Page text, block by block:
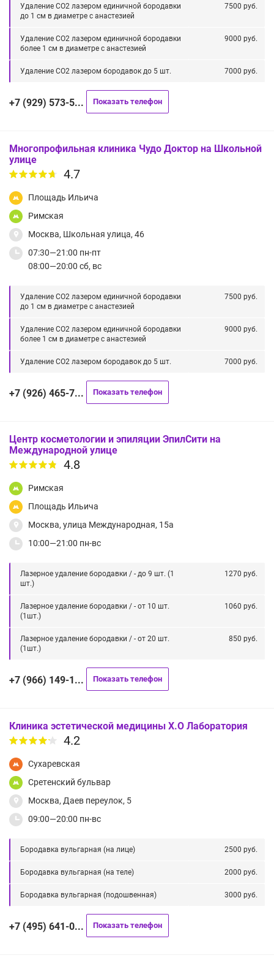
Удаление СО2 лазером единичной бородавки
до 1 см в диаметре с анастезией
7500 руб.
Удаление СО2 лазером единичной бородавки
более 1 см в диаметре с анастезией
9000 руб.
Удаление СО2 лазером бородавок до 5 шт. 7000 руб.
+7 (929) 573-5... Показать телефон
Многопрофильная клиника Чудо Доктор на Школьной
улице
4.7
Площадь Ильича
Римская
Москва, Школьная улица, 46
07:30—21:00 пн-пт
08:00—20:00 сб, вс
Удаление СО2 лазером единичной бородавки
до 1 см в диаметре с анастезией
7500 руб.
Удаление СО2 лазером единичной бородавки
более 1 см в диаметре с анастезией
9000 руб.
Удаление СО2 лазером бородавок до 5 шт. 7000 руб.
+7 (926) 465-7... Показать телефон
Центр косметологии и эпиляции ЭпилСити на
Международной улице
4.8
Римская
Площадь Ильича
Москва, улица Международная, 15а
10:00—21:00 пн-вс
Лазерное удаление бородавки / - до 9 шт. (1
шт.)
1270 руб.
Лазерное удаление бородавки / - от 10 шт.
(1шт.)
1060 руб.
Лазерное удаление бородавки / - от 20 шт.
(1шт.)
850 руб.
+7 (966) 149-1... Показать телефон
Клиника эстетической медицины Х.О Лаборатория
4.2
Сухаревская
Сретенский бульвар
Москва, Даев переулок, 5
09:00—20:00 пн-вс
Бородавка вульгарная (на лице) 2500 руб.
Бородавка вульгарная (на теле) 2000 руб.
Бородавка вульгарная (подошвенная) 3000 руб.
+7 (495) 641-0... Показать телефон